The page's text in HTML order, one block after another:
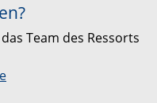
Team des Ressorts